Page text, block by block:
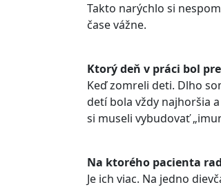
Takto narýchlo si
čase vážne.
Ktorý deň v práci bol
Keď zomreli deti. Dlho
detí bola vždy najhoršia
si museli vybudovať
Na ktorého pacienta
Je ich viac. Na jedno